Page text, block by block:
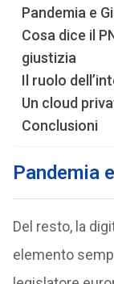
Pandemia e
Cosa dice il
giustizia
Il ruolo
Un cloud
Conclusioni
Pandemia
Del resto, la
elemento